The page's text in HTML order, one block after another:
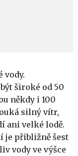
vody.
široké od 50
někdy i 100
silný vítr,
ani velké lodě.
je přibližně šest
vody ve výšce